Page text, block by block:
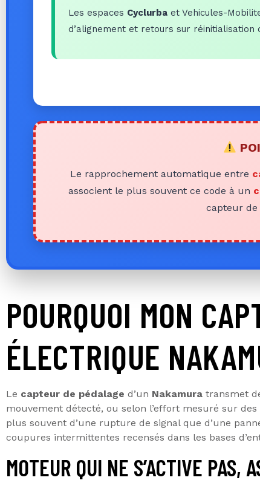
Les espaces Cyclurba et Vehicules-
d’alignement et retours sur
Le rapprochement automatique entre
associent le plus souvent ce code à un
capteur de
POURQUOI MON
ÉLECTRIQUE
Le capteur de pédalage d’un Nakamura transmet
mouvement détecté, ou selon l’effort mesuré sur
plus souvent d’une rupture de signal que d’une
coupures intermittentes recensés dans les bases
MOTEUR QUI NE S’ACTIVE PAS,